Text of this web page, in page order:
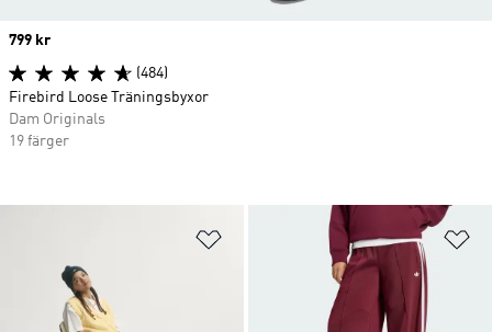
Lägg till på önskelistan
Price
799 kr
(484)
Firebird Loose Träningsbyxor
Dam Originals
19 färger